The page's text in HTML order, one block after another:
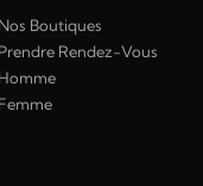
Nos Boutiques
Prendre Rendez-Vous
Homme
Femme